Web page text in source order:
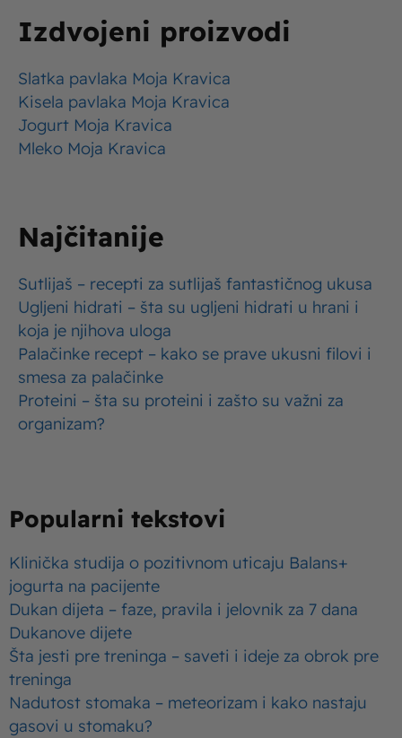
Izdvojeni proizvodi
Slatka pavlaka Moja Kravica
Kisela pavlaka Moja Kravica
Jogurt Moja Kravica
Mleko Moja Kravica
Najčitanije
Sutlijaš – recepti za sutlijaš fantastičnog ukusa
Ugljeni hidrati – šta su ugljeni hidrati u hrani i
koja je njihova uloga
Palačinke recept – kako se prave ukusni filovi i
smesa za palačinke
Proteini – šta su proteini i zašto su važni za
organizam?
Popularni tekstovi
Klinička studija o pozitivnom uticaju Balans+
jogurta na pacijente
Dukan dijeta – faze, pravila i jelovnik za 7 dana
Dukanove dijete
Šta jesti pre treninga – saveti i ideje za obrok pre
treninga
Nadutost stomaka – meteorizam i kako nastaju
gasovi u stomaku?